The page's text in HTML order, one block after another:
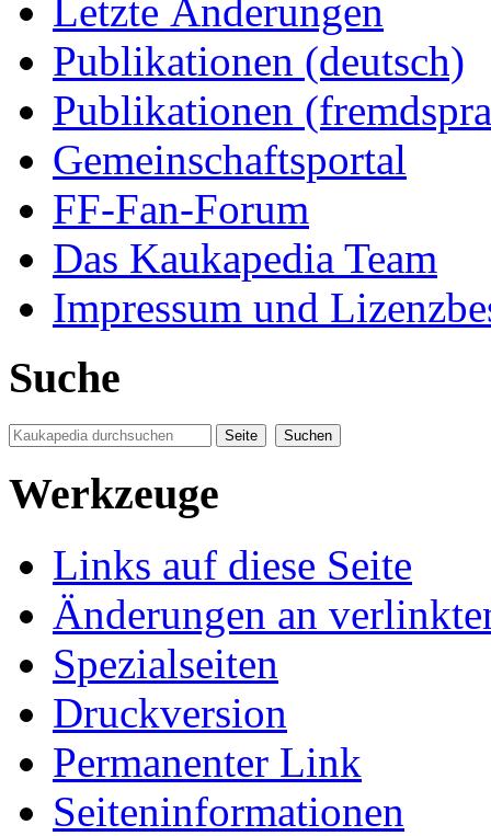
Letzte Änderungen
Publikationen (deutsch)
Publikationen
Gemeinschaftsportal
FF-Fan-Forum
Das Kaukapedia Team
Impressum und
Suche
Werkzeuge
Links auf diese Seite
Änderungen an
Spezialseiten
Druckversion
Permanenter Link
Seiten­informationen